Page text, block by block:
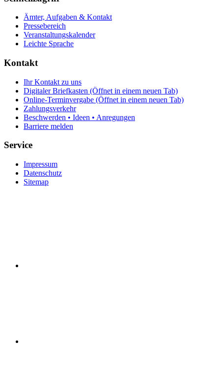
Ämter, Aufgaben & Kontakt
Pressebereich
Veranstaltungskalender
Leichte Sprache
Kontakt
Ihr Kontakt zu uns
Digitaler Briefkasten (Öffnet in einem neuen Tab)
Online-Terminvergabe (Öffnet in einem neuen Tab)
Zahlungsverkehr
Beschwerden • Ideen • Anregungen
Barriere melden
Service
Impressum
Datenschutz
Sitemap